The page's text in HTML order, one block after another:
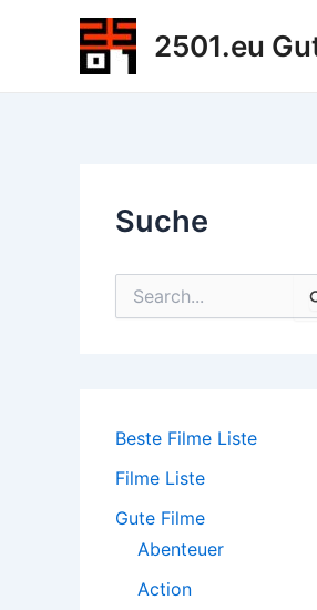
2501.eu
Suche
a
h
Beste Filme Liste
Filme Liste
Gute Filme
Abenteuer
Action